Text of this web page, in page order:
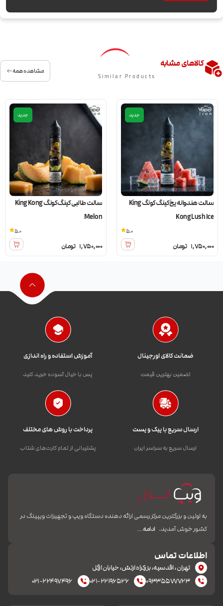
کالاهای مشابه
Similar Products
مشاهده همه
جدید
سالت هندوانه یخ کینگ کونگ King
Kong Lush Ice
1,750,000 تومان
5.0
جدید
سالت طالبی کینگ کونگ King Kong
Melon
1,750,000 تومان
5.0
ضمانت کالای اورجینال
تضمین بهترین قیمت
آموزش استفاده و راه اندازی
پس با خیال آسوده خرید کنید
ارسال سریع با پیک و پست
ارسال سریع به سراسر ایران
پرداخت با روش های مختلف
پشتیبانی از تمام کارت‌های شتاب
به اولین و بزرگترین مرکز رسمی ارائه دهنده دستگاه ویپ و تجهیزات ویپینگ در
کشور خوش آمدید. ادامه…
اطلاعات تماس
تهران، اقدسیه، بزرکراه ارتش، خیابان ازگل
۰۹۳۳۵۵۷۷۷۲۳
۰۲۱-۲۲۱۹۶۵۲۶ ۰۲۱-۲۲۴۹۷۴۹۶